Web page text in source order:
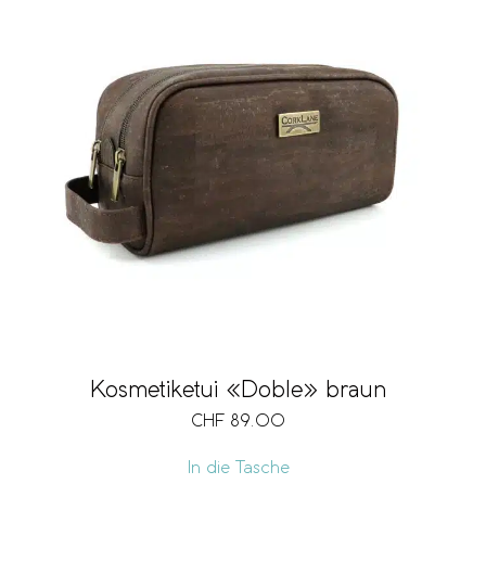
Kosmetiketui «Doble» braun
CHF 89.00
In die Tasche